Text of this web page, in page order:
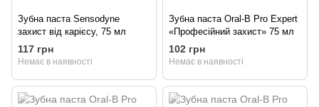
Зубна паста Sensodyne
захист від карієсу, 75 мл
117 грн
Немає в наявності
Зубна паста Oral-B Pro Expert
«Професійний захист» 75 мл
102 грн
Немає в наявності